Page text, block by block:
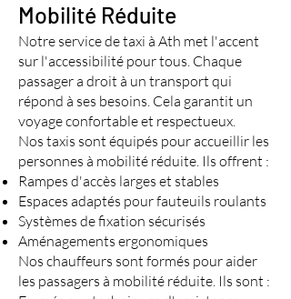
Mobilité Réduite
Notre service de taxi à Ath met l'accent
sur l'accessibilité pour tous. Chaque
passager a droit à un transport qui
répond à ses besoins. Cela garantit un
voyage confortable et respectueux.
Nos taxis sont équipés pour accueillir les
personnes à mobilité réduite. Ils offrent :
Rampes d'accès larges et stables
Espaces adaptés pour fauteuils roulants
Systèmes de fixation sécurisés
Aménagements ergonomiques
Nos chauffeurs sont formés pour aider
les passagers à mobilité réduite. Ils sont :